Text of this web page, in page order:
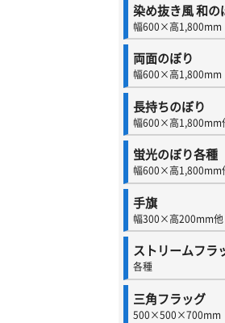
染め抜き風 和の
幅600×高1,800mm
両面のぼり
幅600×高1,800mm
長持ちのぼり
幅600×高1,800mm
蛍光のぼり各種
幅600×高1,800mm
手旗
幅300×高200mm他
ストリームフラ
各種
三角フラッグ
500×500×700mm